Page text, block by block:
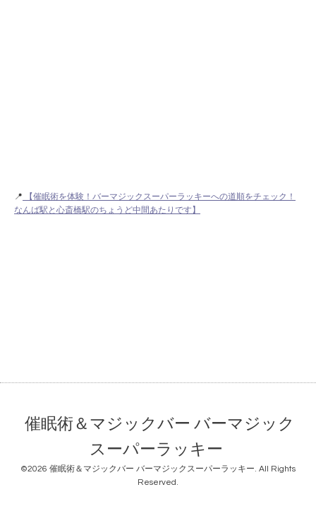
📍 【催眠術を体験！バーマジックスーパーラッキーへの道順をチェック！
なんば駅と心斎橋駅のちょうど中間あたりです】
催眠術＆マジックバー バーマジック
スーパーラッキー
©2026 催眠術＆マジックバー バーマジックスーパーラッキー. All Rights
Reserved.